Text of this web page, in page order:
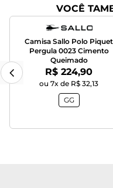
VOCÊ
Camisa Sallo Polo Piquet
Pergula 0023 Cimento
Queimado
Por:
R$ 224,90
ou 7x de R$ 32,13
GG